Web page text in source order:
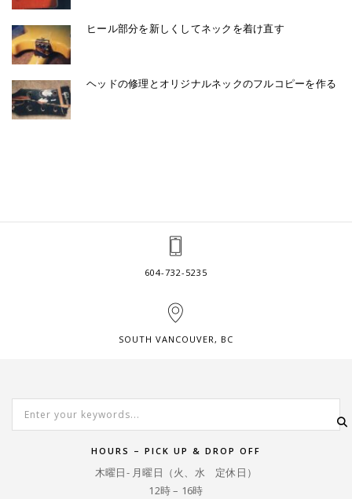
ヒール部分を新しくしてネックを着け直す
ヘッドの修理とオリジナルネックのフルコピーを作る
604-732-5235
SOUTH VANCOUVER, BC
HOURS – PICK UP & DROP OFF
木曜日- 月曜日（火、水 定休日）
12時 – 16時